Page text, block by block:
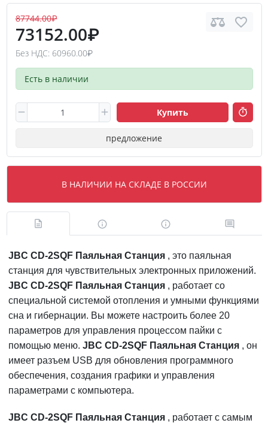
87744.00₽
73152.00₽
Без НДС: 60960.00₽
Есть в наличии
Купить
предложение
В НАЛИЧИИ НА СКЛАДЕ В РОССИИ
J BC CD-2SQF Паяльная Станция , это паяльная
станция для чувствительных электронных приложений.
JBC CD-2SQF Паяльная Станция , работает со
специальной системой отопления и умными функциями
сна и гибернации. Вы можете настроить более 20
параметров для управления процессом пайки с
помощью меню. JBC CD-2SQF Паяльная Станция , он
имеет разъем USB для обновления программного
обеспечения, создания графики и управления
параметрами с компьютера.
JBC CD-2SQF Паяльная Станция , работает с самым